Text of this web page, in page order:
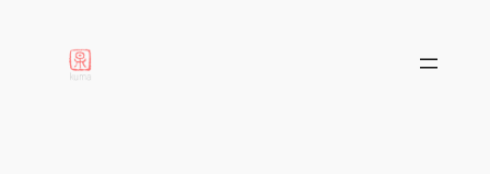
contenu